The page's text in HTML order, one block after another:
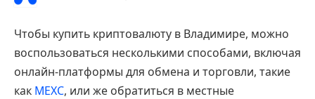
Чтобы купить криптовалюту в Владимире, можно
воспользоваться несколькими способами, включая
онлайн-платформы для обмена и торговли, такие
как MEXC, или же обратиться в местные